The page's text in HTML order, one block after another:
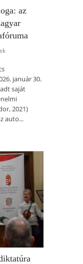
az
január 30.
saját
2021)
auto...